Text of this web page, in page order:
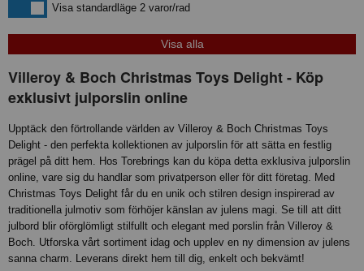
Visa standardlägeVisa standardläge 2 varor/rad
Villeroy & Boch Christmas Toys Delight - Köp
exklusivt julporslin online
Upptäck den förtrollande världen av Villeroy & Boch Christmas Toys
Delight - den perfekta kollektionen av julporslin för att sätta en festlig
prägel på ditt hem. Hos Torebrings kan du köpa detta exklusiva julporslin
online, vare sig du handlar som privatperson eller för ditt företag. Med
Christmas Toys Delight får du en unik och stilren design inspirerad av
traditionella julmotiv som förhöjer känslan av julens magi. Se till att ditt
julbord blir oförglömligt stilfullt och elegant med porslin från Villeroy &
Boch. Utforska vårt sortiment idag och upplev en ny dimension av julens
sanna charm. Leverans direkt hem till dig, enkelt och bekvämt!